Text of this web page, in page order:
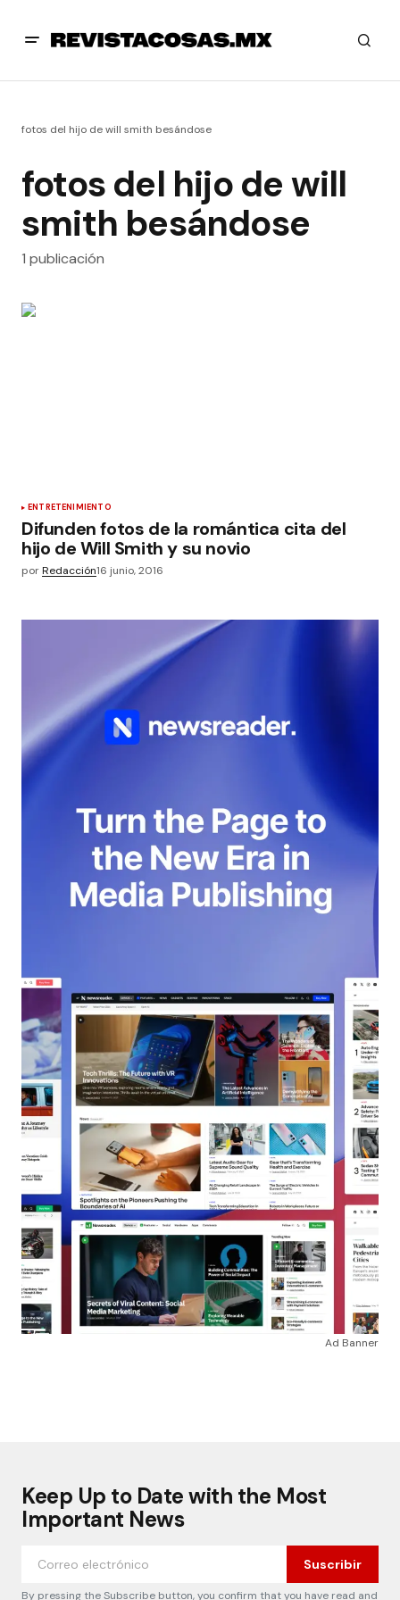
fotos del hijo de will smith besándose
fotos del hijo de will
smith besándose
1 publicación
ENTRETENIMIENTO
Difunden fotos de la romántica cita del
hijo de Will Smith y su novio
porRedacción16 junio, 2016
Ad Banner
Keep Up to Date with the Most
Important News
Suscribir
By pressing the Subscribe button, you confirm that you have read and